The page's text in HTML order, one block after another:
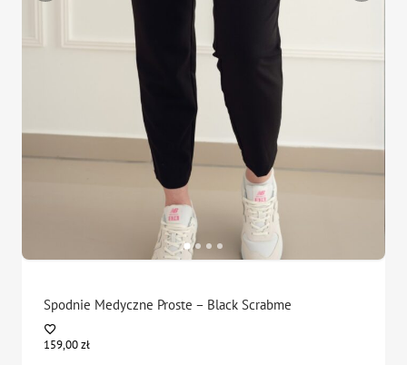
Spodnie Medyczne Proste – Black Scrabme
159,00zł